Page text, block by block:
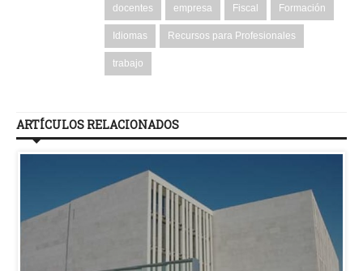
docentes empresa Fiscal Formación
Idiomas Recursos para Profesionales
trabajo
ARTÍCULOS RELACIONADOS